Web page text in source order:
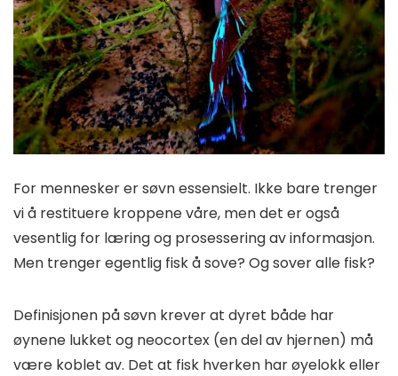
For mennesker er søvn essensielt. Ikke bare trenger
vi å restituere kroppene våre, men det er også
vesentlig for læring og prosessering av informasjon.
Men trenger egentlig fisk å sove? Og sover alle fisk?
Definisjonen på søvn krever at dyret både har
øynene lukket og neocortex (en del av hjernen) må
være koblet av. Det at fisk hverken har øyelokk eller